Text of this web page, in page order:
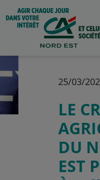
25/03/
LE
DU
EST